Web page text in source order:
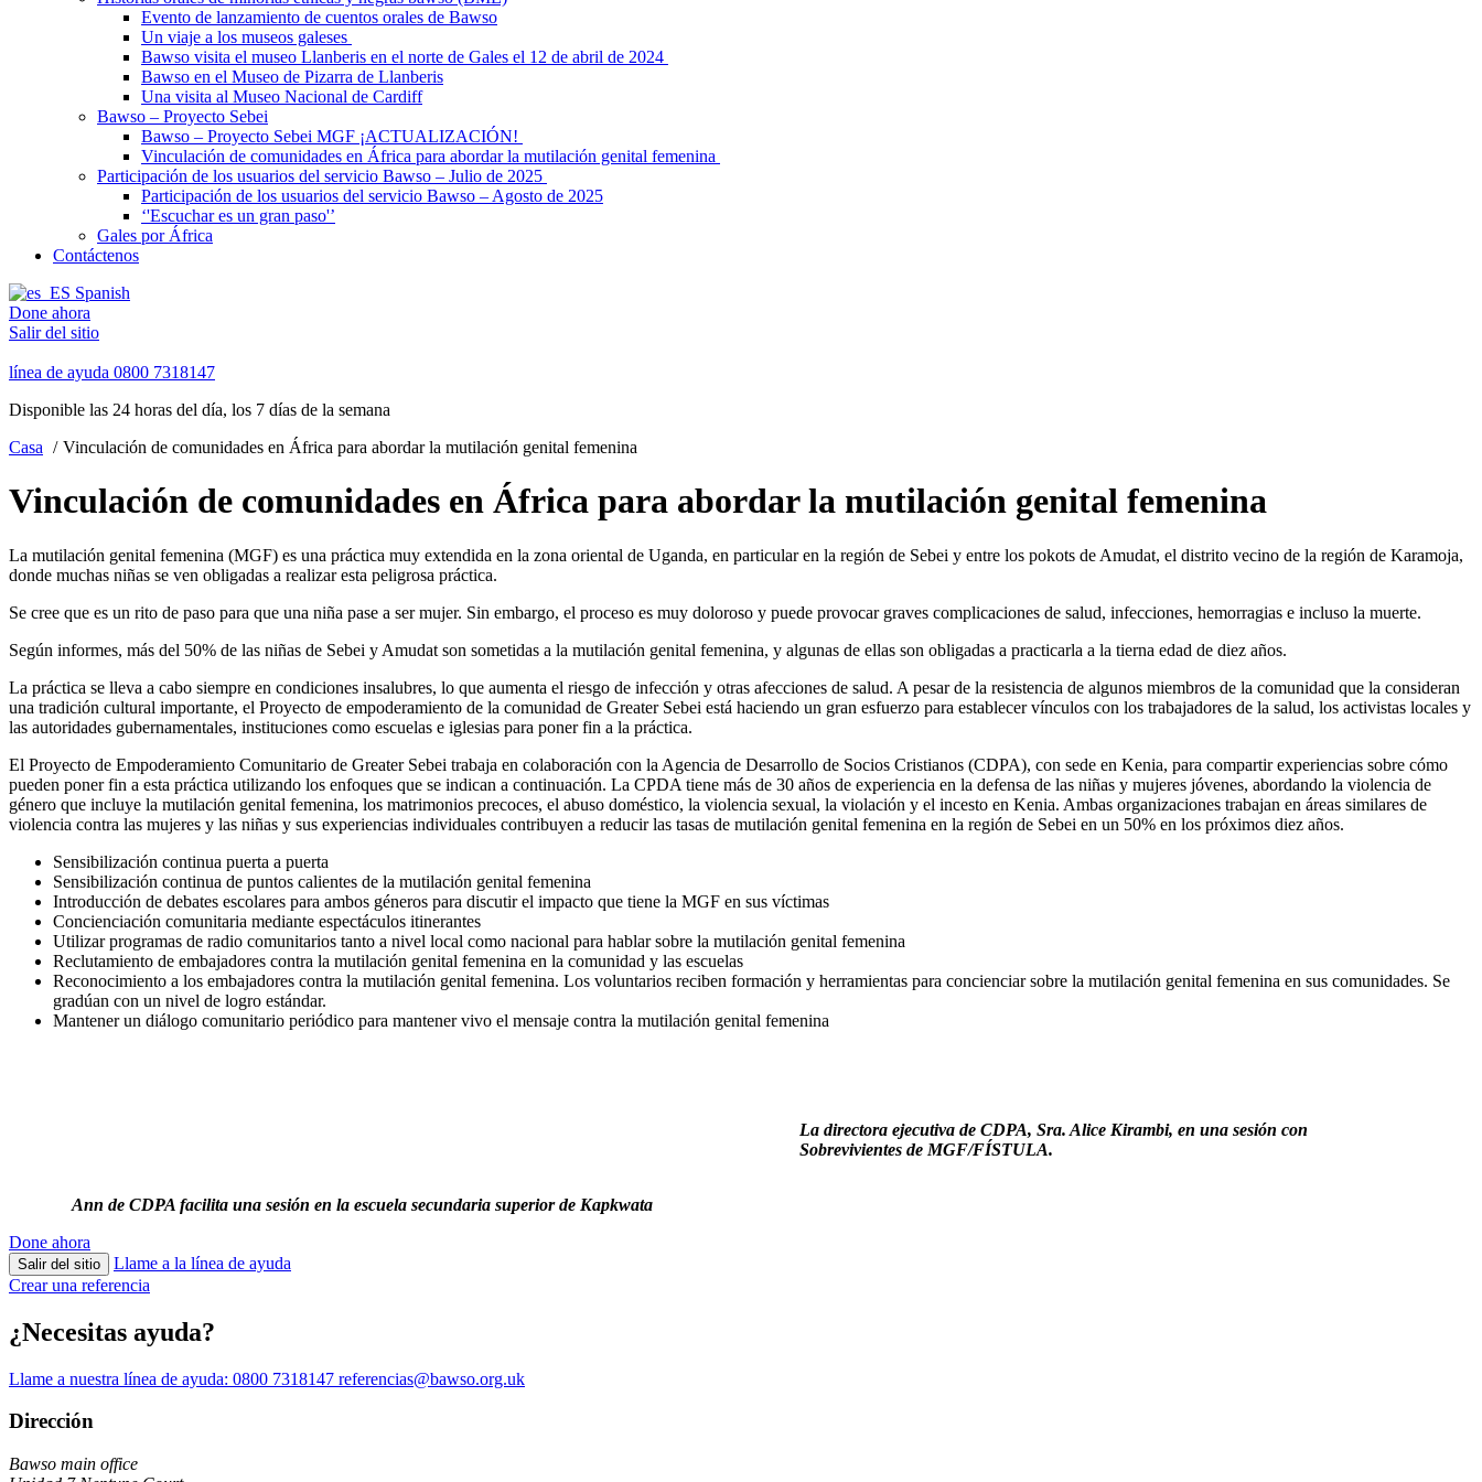
Evento de lanzamiento de cuentos orales de Bawso
Un viaje a los museos galeses
Bawso visita el museo Llanberis en el norte de Gales el 12 de abril de 2024
Bawso en el Museo de Pizarra de Llanberis
Una visita al Museo Nacional de Cardiff
Bawso – Proyecto Sebei
Bawso – Proyecto Sebei MGF ¡ACTUALIZACIÓN!
Vinculación de comunidades en África para abordar la mutilación genital femenina
Participación de los usuarios del servicio Bawso – Julio de 2025
Participación de los usuarios del servicio Bawso – Agosto de 2025
‘'Escuchar es un gran paso'’
Gales por África
Contáctenos
Spanish
Done ahora
Salir del sitio
línea de ayuda 0800 7318147
Disponible las 24 horas del día, los 7 días de la semana
Casa
Vinculación de comunidades en África para abordar la mutilación genital femenina
Vinculación de comunidades en África para abordar la mutilación genital femenina
La mutilación genital femenina (MGF) es una práctica muy extendida en la zona oriental de Uganda, en particular en la región de Sebei y entre los pokots de Amudat, el distrito vecino de la región de Karamoja,
donde muchas niñas se ven obligadas a realizar esta peligrosa práctica.
Se cree que es un rito de paso para que una niña pase a ser mujer. Sin embargo, el proceso es muy doloroso y puede provocar graves complicaciones de salud, infecciones, hemorragias e incluso la muerte.
Según informes, más del 50% de las niñas de Sebei y Amudat son sometidas a la mutilación genital femenina, y algunas de ellas son obligadas a practicarla a la tierna edad de diez años.
La práctica se lleva a cabo siempre en condiciones insalubres, lo que aumenta el riesgo de infección y otras afecciones de salud. A pesar de la resistencia de algunos miembros de la comunidad que la consideran
una tradición cultural importante, el Proyecto de empoderamiento de la comunidad de Greater Sebei está haciendo un gran esfuerzo para establecer vínculos con los trabajadores de la salud, los activistas locales y
las autoridades gubernamentales, instituciones como escuelas e iglesias para poner fin a la práctica.
El Proyecto de Empoderamiento Comunitario de Greater Sebei trabaja en colaboración con la Agencia de Desarrollo de Socios Cristianos (CDPA), con sede en Kenia, para compartir experiencias sobre cómo
pueden poner fin a esta práctica utilizando los enfoques que se indican a continuación. La CPDA tiene más de 30 años de experiencia en la defensa de las niñas y mujeres jóvenes, abordando la violencia de
género que incluye la mutilación genital femenina, los matrimonios precoces, el abuso doméstico, la violencia sexual, la violación y el incesto en Kenia. Ambas organizaciones trabajan en áreas similares de
violencia contra las mujeres y las niñas y sus experiencias individuales contribuyen a reducir las tasas de mutilación genital femenina en la región de Sebei en un 50% en los próximos diez años.
Sensibilización continua puerta a puerta
Sensibilización continua de puntos calientes de la mutilación genital femenina
Introducción de debates escolares para ambos géneros para discutir el impacto que tiene la MGF en sus víctimas
Concienciación comunitaria mediante espectáculos itinerantes
Utilizar programas de radio comunitarios tanto a nivel local como nacional para hablar sobre la mutilación genital femenina
Reclutamiento de embajadores contra la mutilación genital femenina en la comunidad y las escuelas
Reconocimiento a los embajadores contra la mutilación genital femenina. Los voluntarios reciben formación y herramientas para concienciar sobre la mutilación genital femenina en sus comunidades. Se
gradúan con un nivel de logro estándar.
Mantener un diálogo comunitario periódico para mantener vivo el mensaje contra la mutilación genital femenina
La directora ejecutiva de CDPA, Sra. Alice Kirambi, en una sesión con
Sobrevivientes de MGF/FÍSTULA.
Ann de CDPA facilita una sesión en la escuela secundaria superior de Kapkwata
Done ahora
Salir del sitio
Llame a la línea de ayuda
Crear una referencia
¿Necesitas ayuda?
Llame a nuestra línea de ayuda: 0800 7318147 referencias@bawso.org.uk
Dirección
Bawso main office